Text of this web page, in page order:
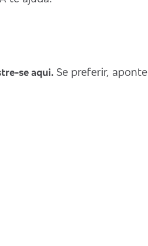
se aqui. Se preferir, aponte